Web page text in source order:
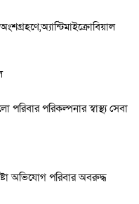
পরিকল্পনার স্বাস্থ্য সেবা
অভিযোগ পরিবার অবরুদ্ধ